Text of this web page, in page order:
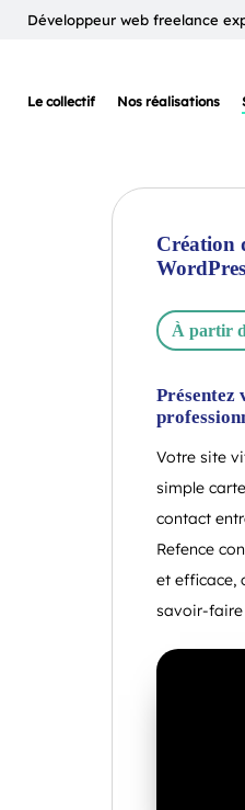
Développeur web freelance
Le collectif Nos réalisations
Création
À partir
Présentez
Votre site
simple
contact
Refence
et efficace,
savoir-faire